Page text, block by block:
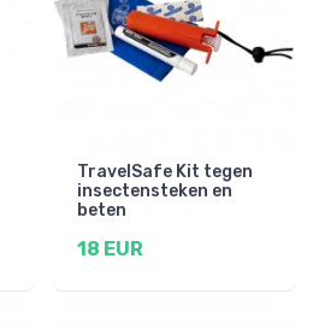
TravelSafe Kit tegen
insectensteken en
beten
18 EUR